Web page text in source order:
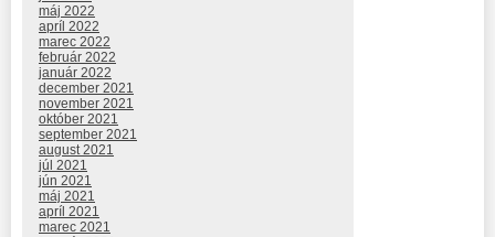
máj 2022
apríl 2022
marec 2022
február 2022
január 2022
december 2021
november 2021
október 2021
september 2021
august 2021
júl 2021
jún 2021
máj 2021
apríl 2021
marec 2021